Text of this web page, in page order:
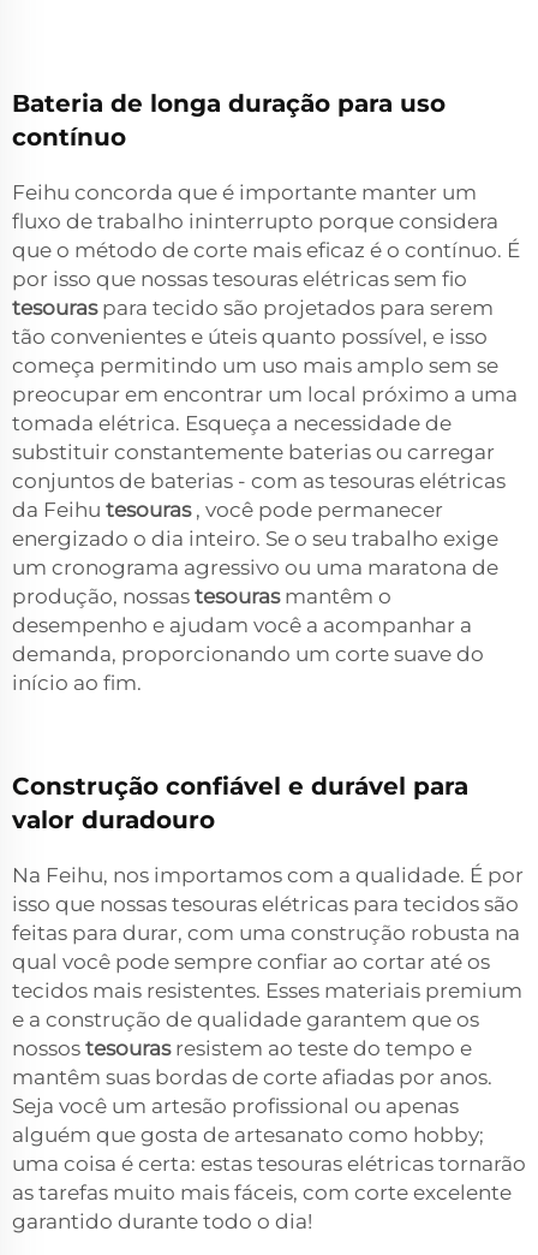
Bateria de longa duração para uso
contínuo
Feihu concorda que é importante manter um
fluxo de trabalho ininterrupto porque considera
que o método de corte mais eficaz é o contínuo. É
por isso que nossas tesouras elétricas sem fio
tesouras para tecido são projetados para serem
tão convenientes e úteis quanto possível, e isso
começa permitindo um uso mais amplo sem se
preocupar em encontrar um local próximo a uma
tomada elétrica. Esqueça a necessidade de
substituir constantemente baterias ou carregar
conjuntos de baterias - com as tesouras elétricas
da Feihu tesouras , você pode permanecer
energizado o dia inteiro. Se o seu trabalho exige
um cronograma agressivo ou uma maratona de
produção, nossas tesouras mantêm o
desempenho e ajudam você a acompanhar a
demanda, proporcionando um corte suave do
início ao fim.
Construção confiável e durável para
valor duradouro
Na Feihu, nos importamos com a qualidade. É por
isso que nossas tesouras elétricas para tecidos são
feitas para durar, com uma construção robusta na
qual você pode sempre confiar ao cortar até os
tecidos mais resistentes. Esses materiais premium
e a construção de qualidade garantem que os
nossos tesouras resistem ao teste do tempo e
mantêm suas bordas de corte afiadas por anos.
Seja você um artesão profissional ou apenas
alguém que gosta de artesanato como hobby;
uma coisa é certa: estas tesouras elétricas tornarão
as tarefas muito mais fáceis, com corte excelente
garantido durante todo o dia!